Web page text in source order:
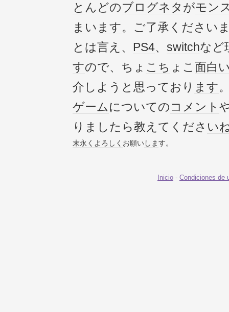
と んどのブログネタ がモン
ま い ます。ご了承ください
とは言え、 PS4、 switchなど
すので、ちょ こち ょこ面白
介しようと思っており ます
ゲームについてのコメント
りましたら教えてくださ い
末永く よろしく お願いします。
Inicio - Condiciones de